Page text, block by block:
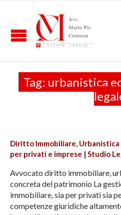
Tag: urbanistica
Diritto Immobiliare,
per privati e imprese | Studio
Avvocato diritto immobiliare,
concreta del patrimonio La
immobiliare, sia per privati sia
competenze giuridiche